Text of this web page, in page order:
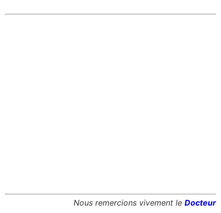
Nous remercions vivement le Docteur